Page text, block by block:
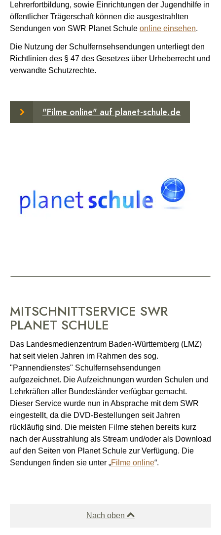
Lehrerfortbildung, sowie Einrichtungen der Jugendhilfe in
öffentlicher Trägerschaft können die ausgestrahlten
Sendungen von SWR Planet Schule online einsehen.
Die Nutzung der Schulfernsehsendungen unterliegt den
Richtlinien des § 47 des Gesetzes über Urheberrecht und
verwandte Schutzrechte.
"Filme online" auf planet-schule.de
MITSCHNITTSERVICE SWR
PLANET SCHULE
Das Landesmedienzentrum Baden-Württemberg (LMZ)
hat seit vielen Jahren im Rahmen des sog.
"Pannendienstes" Schulfernsehsendungen
aufgezeichnet. Die Aufzeichnungen wurden Schulen und
Lehrkräften aller Bundesländer verfügbar gemacht.
Dieser Service wurde nun in Absprache mit dem SWR
eingestellt, da die DVD-Bestellungen seit Jahren
rückläufig sind. Die meisten Filme stehen bereits kurz
nach der Ausstrahlung als Stream und/oder als Download
auf den Seiten von Planet Schule zur Verfügung. Die
Sendungen finden sie unter „Filme online“.
Nach oben